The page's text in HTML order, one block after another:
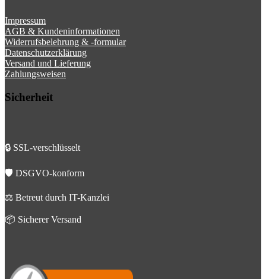
Impressum
AGB & Kundeninformationen
Widerrufsbelehrung & -formular
Datenschutzerklärung
Versand und Lieferung
Zahlungsweisen
Sicherheit
🔒 SSL-verschlüsselt
🛡️ DSGVO-konform
⚖️ Betreut durch IT-Kanzlei
📦 Sicherer Versand